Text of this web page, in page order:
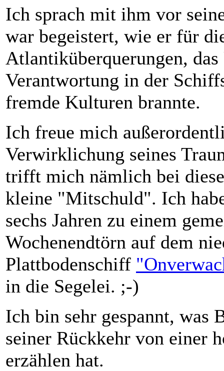
Ich sprach mit ihm vor
war begeistert, wie er für
Atlantiküberquerungen,
Verantwortung in der
fremde Kulturen brannte.
Ich freue mich
Verwirklichung seines
trifft mich nämlich bei
kleine "Mitschuld". Ich
sechs Jahren zu einem
Wochenendtörn auf dem
Plattbodenschiff
in die Segelei. ;-)
Ich bin sehr gespannt, was
seiner Rückkehr von einer
erzählen hat.